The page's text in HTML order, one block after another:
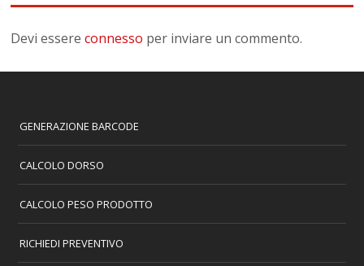
Devi essereconnesso per inviare un commento.
GENERAZIONE BARCODE
CALCOLO DORSO
CALCOLO PESO PRODOTTO
RICHIEDI PREVENTIVO